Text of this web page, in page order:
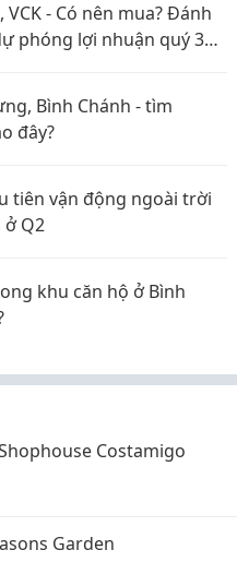
VCK - Có nên mua? Đánh
phóng lợi nhuận quý 3
Bình Chánh - tìm
đây?
tiên vận động ngoài trời
Q2
khu căn hộ ở Bình
Costamigo
Garden